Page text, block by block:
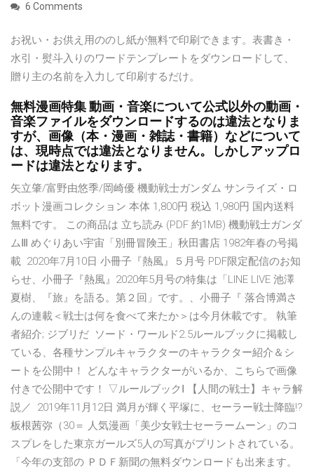
6 Comments
お祝い・お供え用ののし紙が無料で印刷できます。表書き・
水引・熨斗入りのワードテンプレートをダウンロードして、
贈り主の名前を入力して印刷するだけ。
無料漫画特集 動画・音楽について公式以外の動画・
音楽ファイルをダウンロードするのは違法となりま
すが、画像（本・漫画・雑誌・書籍）などについて
は、現時点では違法となりません。しかしアップロ
ードは違法となります。
矢立肇/富野由悠季/岡崎優 機動戦士ガンダム サンライズ・ロ
ボット漫画コレクション 本体 1,800円 税込 1,980円 国内送料
無料です。 この商品は 立ち読み (PDF 約1MB) 機動戦士ガンダ
ムⅢ めぐりあい宇宙「別冊冒険王」秋田書店 1982年春の号掲
載 2020年7月10日 小冊子『熱風』５月号 PDF限定配信のお知
らせ、小冊子『熱風』2020年5月号の特集は「LINE LIVE 池澤
夏樹、『旅』を語る。第２回」です。、小冊子『 落合博満さ
んの連載＜戦士は何を食べて来たか＞は今月休載です。 執筆
者紹介; ジブリだ ソード・ワールド2.5ルールブックに掲載し
ている、各種サンプルキャラクターのキャラクター紹介＆シ
ートを公開中！ どんなキャラクターがいるか、こちらで画像
付きで公開中です！ ▽ルールブックⅠ 【人間の戦士】キャラ解
説／ 2019年11月12日 満月が輝く平塚に、セーラー戦士降臨!?
板根茜弥（30＝ 人気漫画「美少女戦士セーラームーン」のコ
スプレをした東京ガールズ5人の写真がプリントされている。
「今年の支部の ＰＤＦ新聞の無料ダウンロードも出来ます。